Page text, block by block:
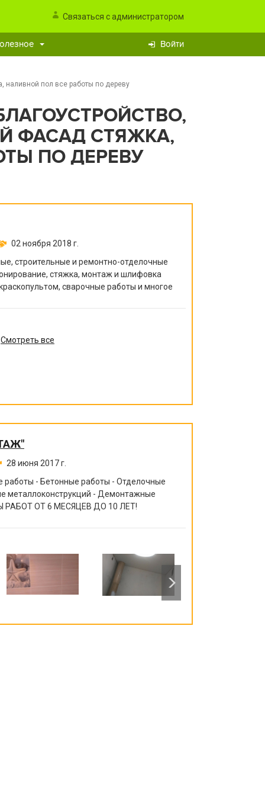
Связаться с администратором
Войти
наливной пол все работы по дереву
ФАСАД СТЯЖКА,
ПО ДЕРЕВУ
02 ноября 2018 г.
строительные и ремонтно-отделочные
стяжка, монтаж и шлифовка
сварочные работы и многое
Смотреть все
28 июня 2017 г.
- Бетонные работы - Отделочные
металлоконструкций - Демонтажные
РАБОТ ОТ 6 МЕСЯЦЕВ ДО 10 ЛЕТ!